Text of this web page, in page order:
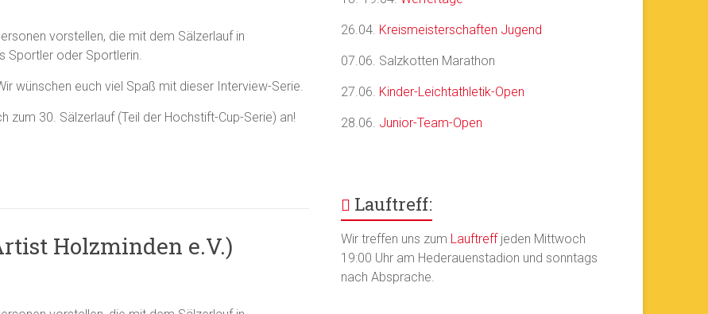
vorstellen, die mit dem Sälzerlauf in
Sportler oder Sportlerin.
wünschen euch viel Spaß mit dieser Interview-Serie.
zum 30. Sälzerlauf (Teil der Hochstift-Cup-Serie) an!
Holzminden e.V.)
26.04. Kreismeisterschaften Jugend
07.06. Salzkotten Marathon
27.06. Kinder-Leichtathletik-Open
28.06. Junior-Team-Open
Lauftreff:
Wir treffen uns zum Lauftreffjeden Mittwoch
19:00 Uhr am Hederauenstadion und sonntags
nach Absprache.